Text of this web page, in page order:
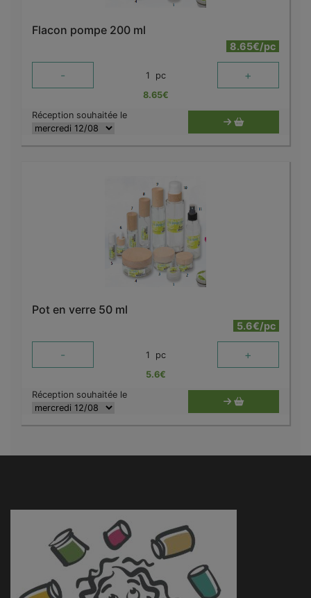
Flacon pompe 200 ml
8.65€/pc
- 1 pc +
8.65€
Réception souhaitée le
Pot en verre 50 ml
5.6€/pc
- 1 pc +
5.6€
Réception souhaitée le